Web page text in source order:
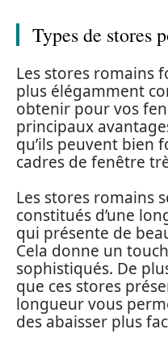
Types de stores
Les stores romains
plus élégamment
obtenir pour vos
principaux
qu’ils peuvent bien
cadres de fenêtre
Les stores romains
constitués d’une
qui présente de
Cela donne un
sophistiqués. De
que ces stores
longueur vous
des abaisser plus